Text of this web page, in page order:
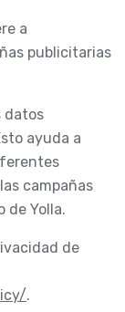
a
publicitarias
datos
ayuda a
campañas
de Yolla.
de
.